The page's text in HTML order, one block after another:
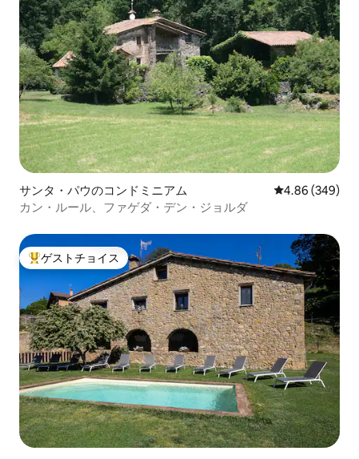
サンタ・パウのコンドミニアム レビュー349
4.86 (349)
カン・ルール、ファゲダ・デン・ジョルダ
大好評のゲストチョイスです。
ゲストチョイス